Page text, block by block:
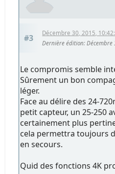
#3
Décembre 30, 2015,
Dernière édition: Décembre
Le compromis semble
Sûrement un bon
léger.
Face au délire des 24-
petit capteur, un 25-250
certainement plus
cela permettra toujours
en secours.
Quid des fonctions 4K